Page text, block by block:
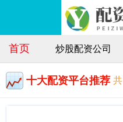
首页 炒股配资公司
十大配资平台推荐 共